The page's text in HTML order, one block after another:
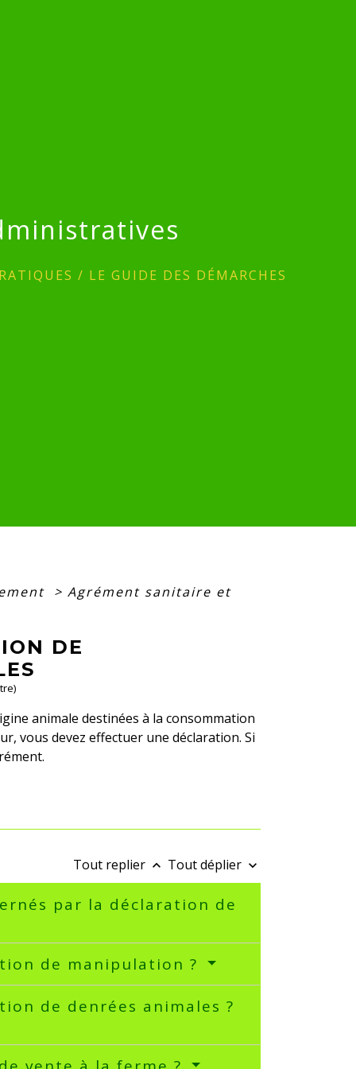
/ LE GUIDE DES DÉMARCHES
> Agrément sanitaire et
DE
animale destinées à la consommation
vous devez effectuer une déclaration. Si
Tout replier keyboard_arrow_up Tout déplier keyboard_arrow_down
par la déclaration de
de manipulation ?
de denrées animales ?